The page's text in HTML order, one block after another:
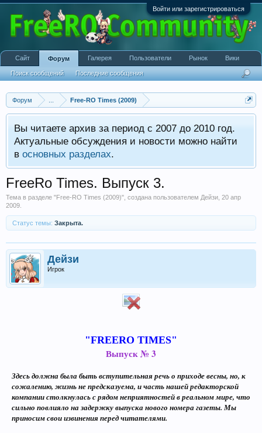
Войти или зарегистрироваться
Форум Free-RO Times (2009)
Вы читаете архив за период с 2007 до 2010 год.
Актуальные обсуждения и новости можно найти
в основных разделах.
FreeRo Times. Выпуск 3.
Тема в разделе "Free-RO Times (2009)", создана пользователем Дейзи 20 апр
2009
Статус темы: Закрыта.
Дейзи
Игрок
"FREERO TIMES"
Выпуск № 3
Здесь должна была быть вступительная речь о приходе весны, но, к
сожалению, жизнь не предсказуема, и часть нашей редакторской
компании столкнулась с рядом неприятностей в реальном мире, что
сильно повлияло на задержку выпуска нового номера газеты. Мы
приносим свои извинения перед читателями.
Сайт Форум
Поиск сообщений Последние сообщения
Галерея Пользователи Рынок Вики